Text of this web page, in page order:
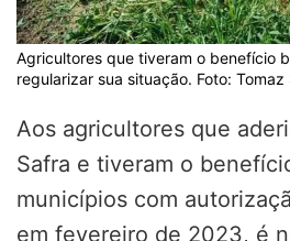
Agricultores que tiveram o benefício
regularizar sua situação. Foto:
Aos agricultores que
Safra e tiveram o
municípios com
em fevereiro de 2023, é